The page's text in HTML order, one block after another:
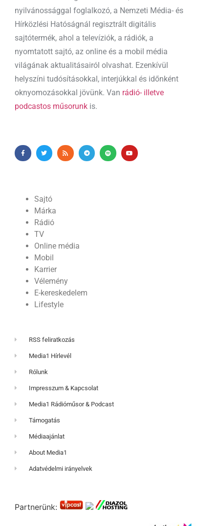
nyilvánossággal foglalkozó, a Nemzeti Média- és
Hírközlési Hatóságnál regisztrált digitális
sajtótermék, ahol a televíziók, a rádiók, a
nyomtatott sajtó, az online és a mobil média
világának aktualitásairól olvashat. Ezenkívül
helyszíni tudósításokkal, interjúkkal és időnként
oknyomozásokkal jövünk. Van rádió- illetve
podcastos műsorunk is.
Sajtó
Márka
Rádió
TV
Online média
Mobil
Karrier
Vélemény
E-kereskedelem
Lifestyle
RSS feliratkozás
Media1 Hírlevél
Rólunk
Impresszum & Kapcsolat
Media1 Rádióműsor & Podcast
Támogatás
Médiaajánlat
About Media1
Adatvédelmi irányelvek
Partnerünk: